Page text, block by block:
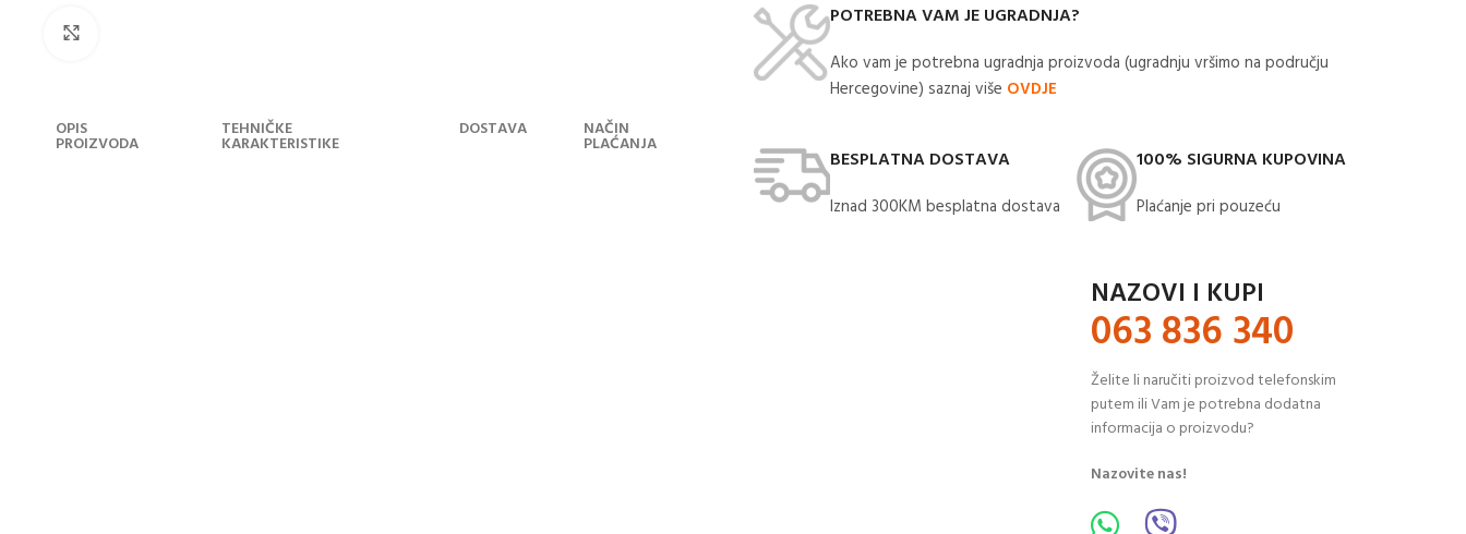
OPIS
PROIZVODA
TEHNIČKE
KARAKTERISTIKE
DOSTAVA NAČIN
PLAĆANJA
POTREBNA VAM JE UGRADNJA?
Ako vam je potrebna ugradnja proizvoda (ugradnju vršimo na području
Hercegovine) saznaj više OVDJE
BESPLATNA DOSTAVA
Iznad 300KM besplatna dostava​
100% SIGURNA KUPOVINA
Plaćanje pri pouzeću
NAZOVI I KUPI
063 836 340
Želite li naručiti proizvod telefonskim
putem ili Vam je potrebna dodatna
informacija o proizvodu?
Nazovite nas!